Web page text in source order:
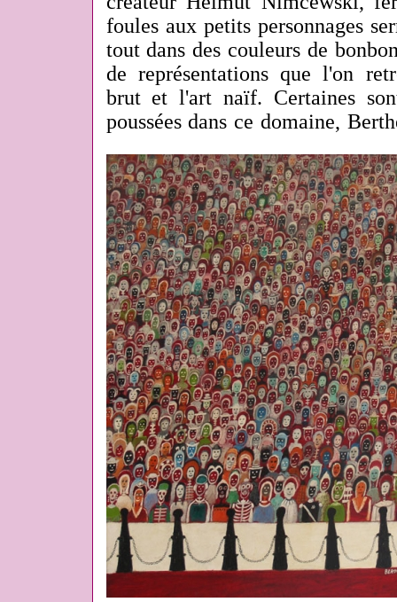
foules aux petits personnages
tout dans des couleurs de
de représentations que l'on
brut et l'art naïf. Certaines
poussées dans ce domaine,